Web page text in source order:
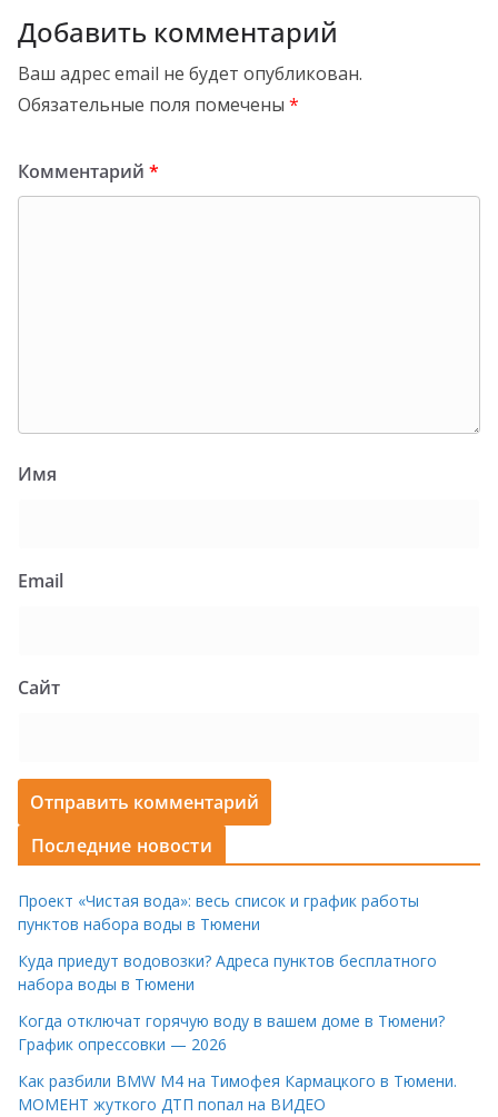
Добавить комментарий
Ваш адрес email не будет опубликован.
Обязательные поля помечены *
Комментарий *
Имя
Email
Сайт
Последние новости
Проект «Чистая вода»: весь список и график работы
пунктов набора воды в Тюмени
Куда приедут водовозки? Адреса пунктов бесплатного
набора воды в Тюмени
Когда отключат горячую воду в вашем доме в Тюмени?
График опрессовки — 2026
Как разбили BMW M4 на Тимофея Кармацкого в Тюмени.
МОМЕНТ жуткого ДТП попал на ВИДЕО